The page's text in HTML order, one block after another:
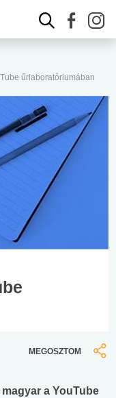
űrlaboratóriumában
MEGOSZTOM
a YouTube